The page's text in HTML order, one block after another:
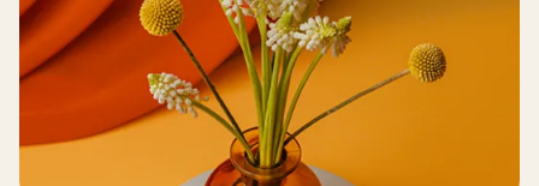
Monument funéraire
Livraison de fleurs